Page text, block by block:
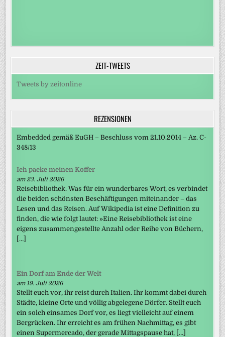
ZEIT-TWEETS
Tweets by zeitonline
REZENSIONEN
Embedded gemäß EuGH – Beschluss vom 21.10.2014 – Az. C-
348/13
Ich packe meinen Koffer
am 23. Juli 2026
Reisebibliothek. Was für ein wunderbares Wort, es verbindet
die beiden schönsten Beschäftigungen miteinander – das
Lesen und das Reisen. Auf Wikipedia ist eine Definition zu
finden, die wie folgt lautet: »Eine Reisebibliothek ist eine
eigens zusammengestellte Anzahl oder Reihe von Büchern,
[…]
Ein Dorf am Ende der Welt
am 19. Juli 2026
Stellt euch vor, ihr reist durch Italien. Ihr kommt dabei durch
Städte, kleine Orte und völlig abgelegene Dörfer. Stellt euch
ein solch einsames Dorf vor, es liegt vielleicht auf einem
Bergrücken. Ihr erreicht es am frühen Nachmittag, es gibt
einen Supermercado, der gerade Mittagspause hat, […]